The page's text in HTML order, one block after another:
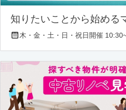
知りたいことから始める